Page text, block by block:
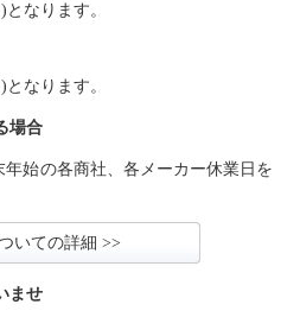
なります。
なります。
場合
始の各商社、各メーカー休業日を
いての詳細 >>
ませ